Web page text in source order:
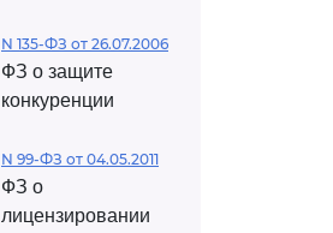
N 135-ФЗ от 26.07.2006
ФЗ о защите
конкуренции
N 99-ФЗ от 04.05.2011
ФЗ о
лицензировании